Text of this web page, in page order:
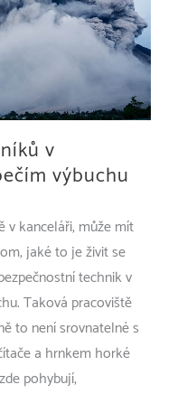
v
výbuchu
v kanceláři, může mít
jaké to je živit se
technik v
Taková pracoviště
to není srovnatelné s
a hrnkem horké
pohybují,